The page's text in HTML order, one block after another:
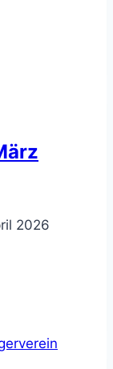
2026